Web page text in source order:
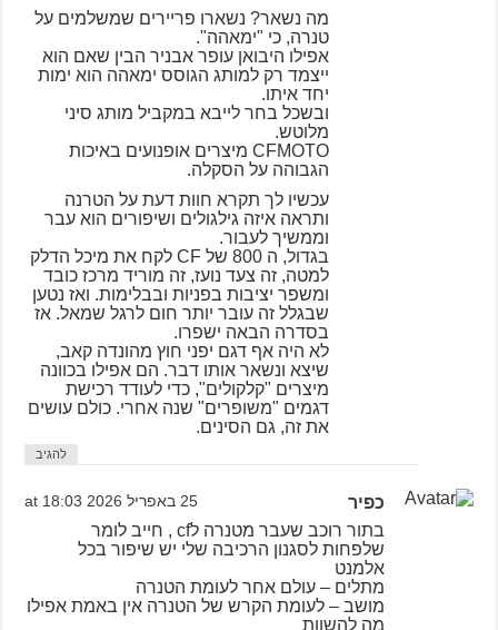
מה נשאר? נשארו פריירים שמשלמים על
טנרה, כי "ימאהה".
אפילו היבואן עופר אבניר הבין שאם הוא
ייצמד רק למותג הגוסס ימאהה הוא ימות
יחד איתו.
ובשכל בחר לייבא במקביל מותג סיני
מלוטש.
CFMOTO מיצרים אופנועים באיכות
הגבוהה על הסקלה.
עכשיו לך תקרא חוות דעת על הטרנה
ותראה איזה גילגולים ושיפורים הוא עבר
וממשיך לעבור.
בגדול, ה 800 של CF לקח את מיכל הדלק
למטה, זה צעד נועז, זה מוריד מרכז כובד
ומשפר יציבות בפניות ובבלימות. ואז נטען
שבגלל זה עובר יותר חום לרגל שמאל. אז
בסדרה הבאה ישפרו.
לא היה אף דגם יפני חוץ מהונדה קאב,
שיצא ונשאר אותו דבר. הם אפילו בכוונה
מיצרים "קלקולים", כדי לעודד רכישת
דגמים "משופרים" שנה אחרי. כולם עושים
את זה, גם הסינים.
להגיב
כפיר 25 באפריל 2026 at 18:03
בתור רוכב שעבר מטנרה לcf , חייב לומר
שלפחות לסגנון הרכיבה שלי יש שיפור בכל
אלמנט
מתלים – עולם אחר לעומת הטנרה
מושב – לעומת הקרש של הטנרה אין באמת אפילו
מה להשוות